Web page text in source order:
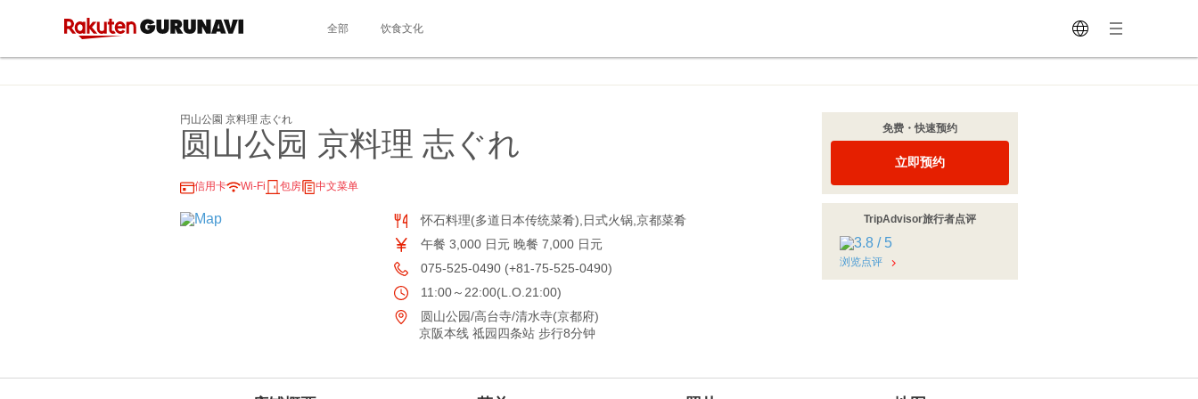
全部 饮食文化
円山公園 京料理 志ぐれ
圆山公园 京料理 志ぐれ
信用卡 Wi-Fi 包房 中文菜单
怀石料理(多道日本传统菜肴),日式火锅,京都菜肴
午餐 3,000 日元 晚餐 7,000 日元
075-525-0490 (+81-75-525-0490)
11:00～22:00(L.O.21:00)
圆山公园/高台寺/清水寺(京都府)
京阪本线 祗园四条站 步行8分钟
免费・快速预约
立即预约
TripAdvisor旅行者点评
浏览点评